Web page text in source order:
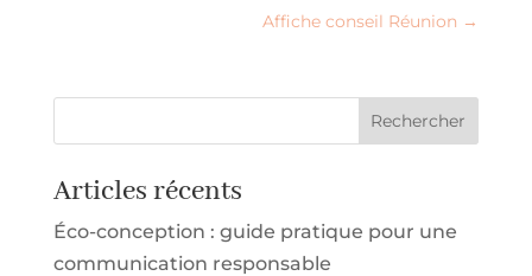
Affiche conseil Réunion →
Articles récents
Éco-conception : guide pratique pour une
communication responsable